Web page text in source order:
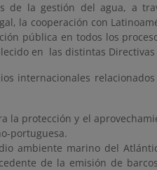
de la gestión del agua, a
la cooperación con
pública en todos los
en las distintas Directivas
internacionales
la protección y el
portuguesa.
ambiente marino del
de la emisión de